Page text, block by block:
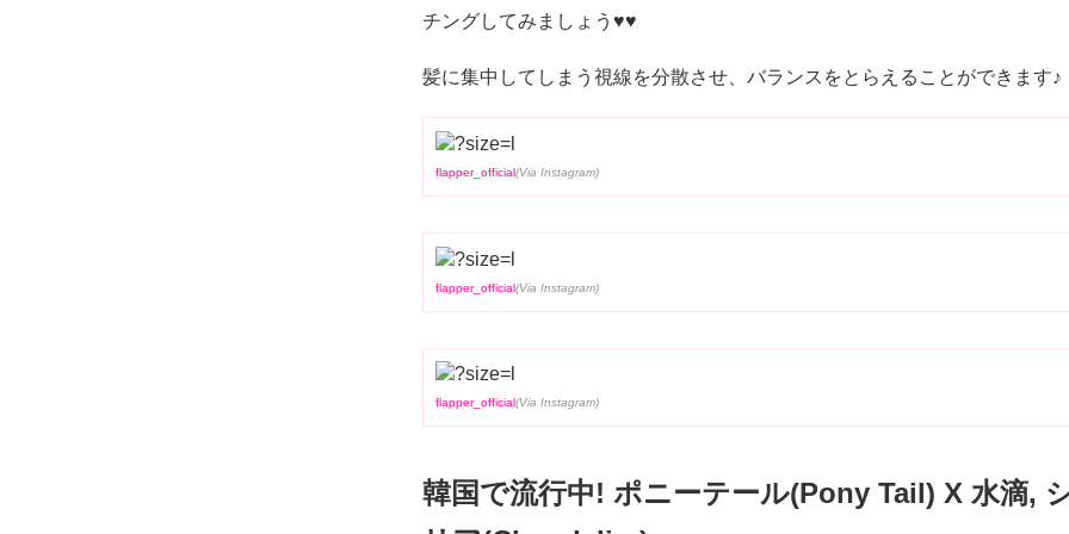
チングしてみましょう♥♥
髪に集中してしまう視線を分散させ、バランスをとらえることができます♪
flapper_official
flapper_official
flapper_official
韓国で流行中! ポニーテール(Pony Tail) X 水滴,